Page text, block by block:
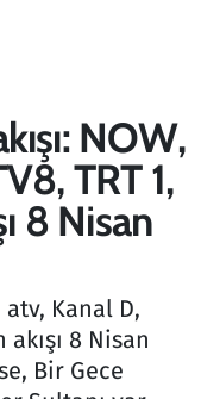
NOW,
TRT 1,
8 Nisan
atv, Kanal D,
akışı 8 Nisan
Bir Gece